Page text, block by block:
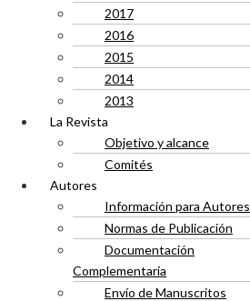
2017
2016
2015
2014
2013
La Revista
Objetivo y alcance
Comités
Autores
Información para Autores
Normas de Publicación
Documentación
Complementaria
Envío de Manuscritos